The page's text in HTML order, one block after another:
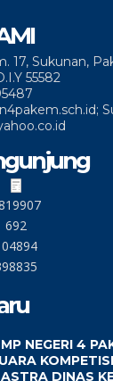
17, Sukunan,
55582
692
NEGERI 4
DINAS